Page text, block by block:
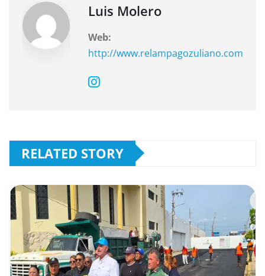
Luis Molero
Web:
http://www.relampagozuliano.com
RELATED STORY